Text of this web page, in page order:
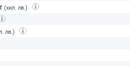
(хил. лв.)
лв.)